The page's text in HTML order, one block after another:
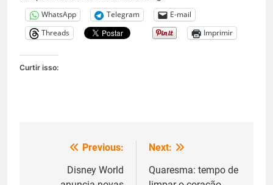
WhatsApp Telegram
E-mail
Threads
Imprimir
Curtir isso:
Navegação
Previous:
Disney World
Next:
Quaresma: tempo de